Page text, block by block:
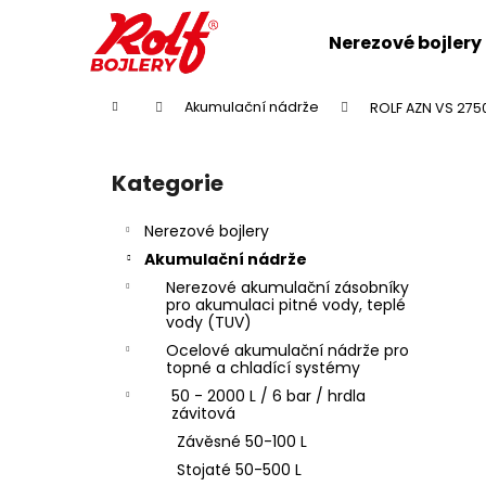
Nerezové bojlery
Domů Akumulační nádrže ROLF AZN VS
Přeskočit
kategorie
Kategorie
Nerezové bojlery
Akumulační nádrže
Nerezové akumulační zásobníky
pro akumulaci pitné vody, teplé
vody (TUV)
Ocelové akumulační nádrže pro
topné a chladící systémy
50 - 2000 L / 6 bar / hrdla
závitová
Závěsné 50-100 L
Stojaté 50-500 L
Zpět
Zpět